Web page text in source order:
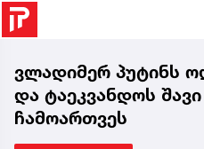
ვლადიმერ პუტინს
და ტაეკვანდოს
ჩამოართვეს